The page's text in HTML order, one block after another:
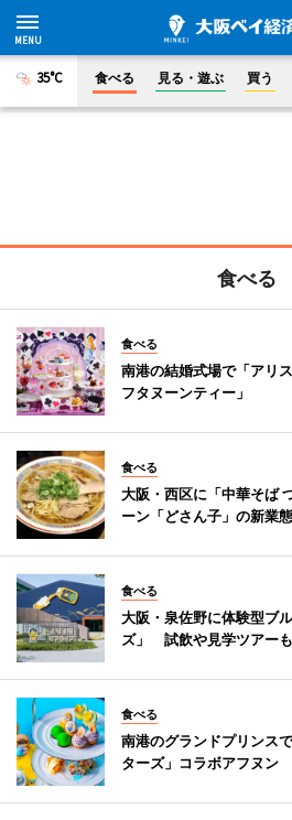
35°C 食べる 見る・遊ぶ 買う
食べる
食べる
南港の結婚式場で「アリ
フタヌーンティー」
食べる
大阪・西区に「中華そば
ーン「どさん子」の新業態
食べる
大阪・泉佐野に体験型ブ
ズ」 試飲や見学ツアーも
食べる
南港のグランドプリンス
ターズ」コラボアフヌン